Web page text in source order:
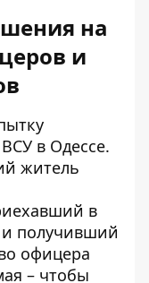
на
и
в Одессе.
житель
в
и получивший
офицера
– чтобы